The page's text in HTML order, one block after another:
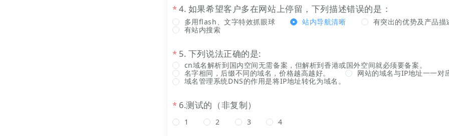
4. 如果希望客户多在网站上停留，下列描述错误的是：
多用flash、文字特效抓眼球 站内导航清晰
有突出的优势及产品描
有站内搜索
5. 下列说法正确的是:
cn域名解析到国内空间无需备案，但解析到香港或国外空间就必须要备案。
名字相同，后缀不同的域名，价格越高越好。
网站的域名与IP地址一一对
域名管理系统DNS的作用是将IP地址转化为域名。
6.测试的（非复制）
1 2 3 4